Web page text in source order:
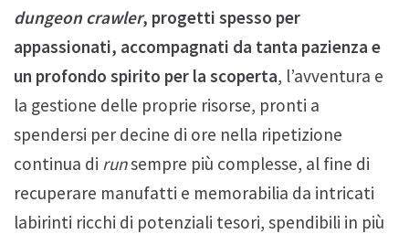
dungeon crawler, progetti spesso per
appassionati, accompagnati da tanta pazienza e
un profondo spirito per la scoperta, l’avventura e
la gestione delle proprie risorse, pronti a
spendersi per decine di ore nella ripetizione
continua di runsempre più complesse, al fine di
recuperare manufatti e memorabilia da intricati
labirinti ricchi di potenziali tesori, spendibili in più